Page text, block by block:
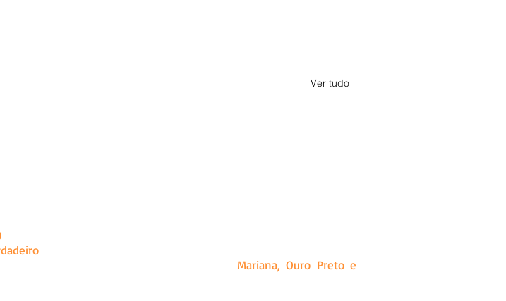
Ver tudo
Mariana, Ouro Preto e